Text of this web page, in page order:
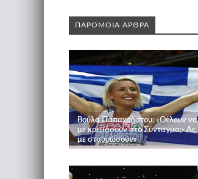
ΠΑΡΟΜΟΙΑ ΑΡΘΡΑ
Βούλα Παπαχρήστου: «Θέλουν να
με κρεμάσουν στο Σύνταγμα;- Ας
με σταυρώσουν»